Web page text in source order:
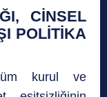
CİNSEL
POLİTİKA
kurul ve